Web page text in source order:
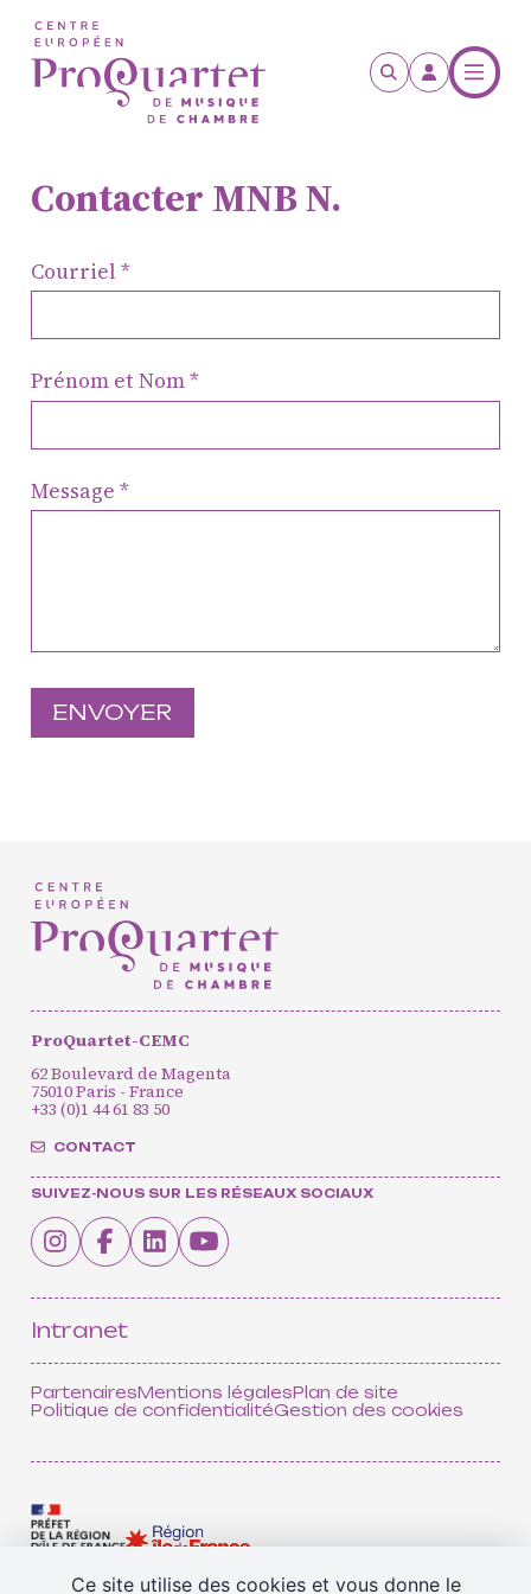
Ce site utilise des cookies et vous donne le
Contacter MNB N.
Courriel
Prénom et Nom
Message
ProQuartet-CEMC
62 Boulevard de Magenta
75010 Paris - France
+33 (0)1 44 61 83 50
CONTACT
SUIVEZ-NOUS SUR LES RÉSEAUX SOCIAUX
Intranet
PartenairesMentions légalesPlan de site
Politique de confidentialitéGestion des cookies
ProQuartet - Centre
interprètes
Formation
professionnelle et
Pratiques amateurs
Actualités
Soutenir ProQuartet
Vidéos des masterclasses
INSCRIPTION INFOLETTRES
PETITES ANNONCES